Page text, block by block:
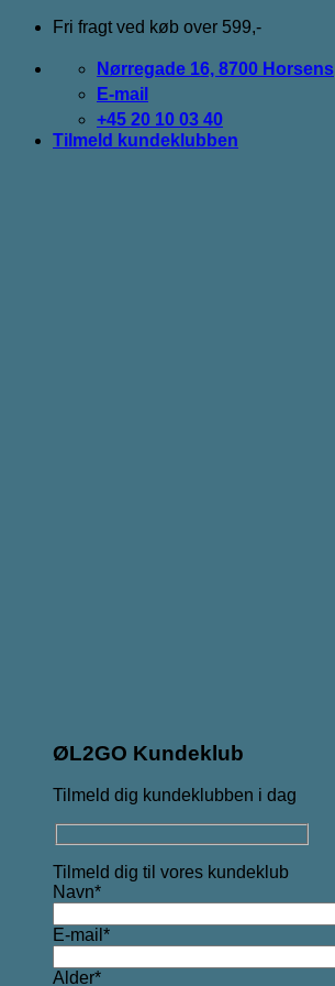
Fortsæt
indhold
Fri fragt ved køb over 599,-
Nørregade 16, 8700 Horsens
E-mail
+45 20 10 03 40
Tilmeld kundeklubben
ØL2GO Kundeklub
Tilmeld dig kundeklubben i dag
Tilmeld dig til vores kundeklub
Navn*
E-mail*
Alder*